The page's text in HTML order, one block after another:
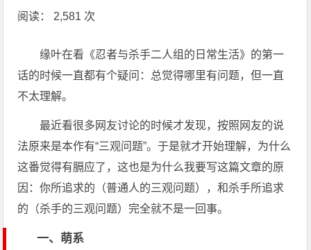
阅读： 2,581 次
缘叶在看《忍者与杀手二人组的日常生活》的第一
话的时候一直都有个疑问：总觉得哪里有问题，但一直
不太理解。
最近看很多网友讨论的时候才发现，按照网友的说
法原来是本作有“三观问题”。于是就才开始理解，为什么
这番觉得有膈应了，这也是为什么我要写这篇文章的原
因：你所追求的（普通人的三观问题），和杀手所追求
的（杀手的三观问题）完全就不是一回事。
一、萌系